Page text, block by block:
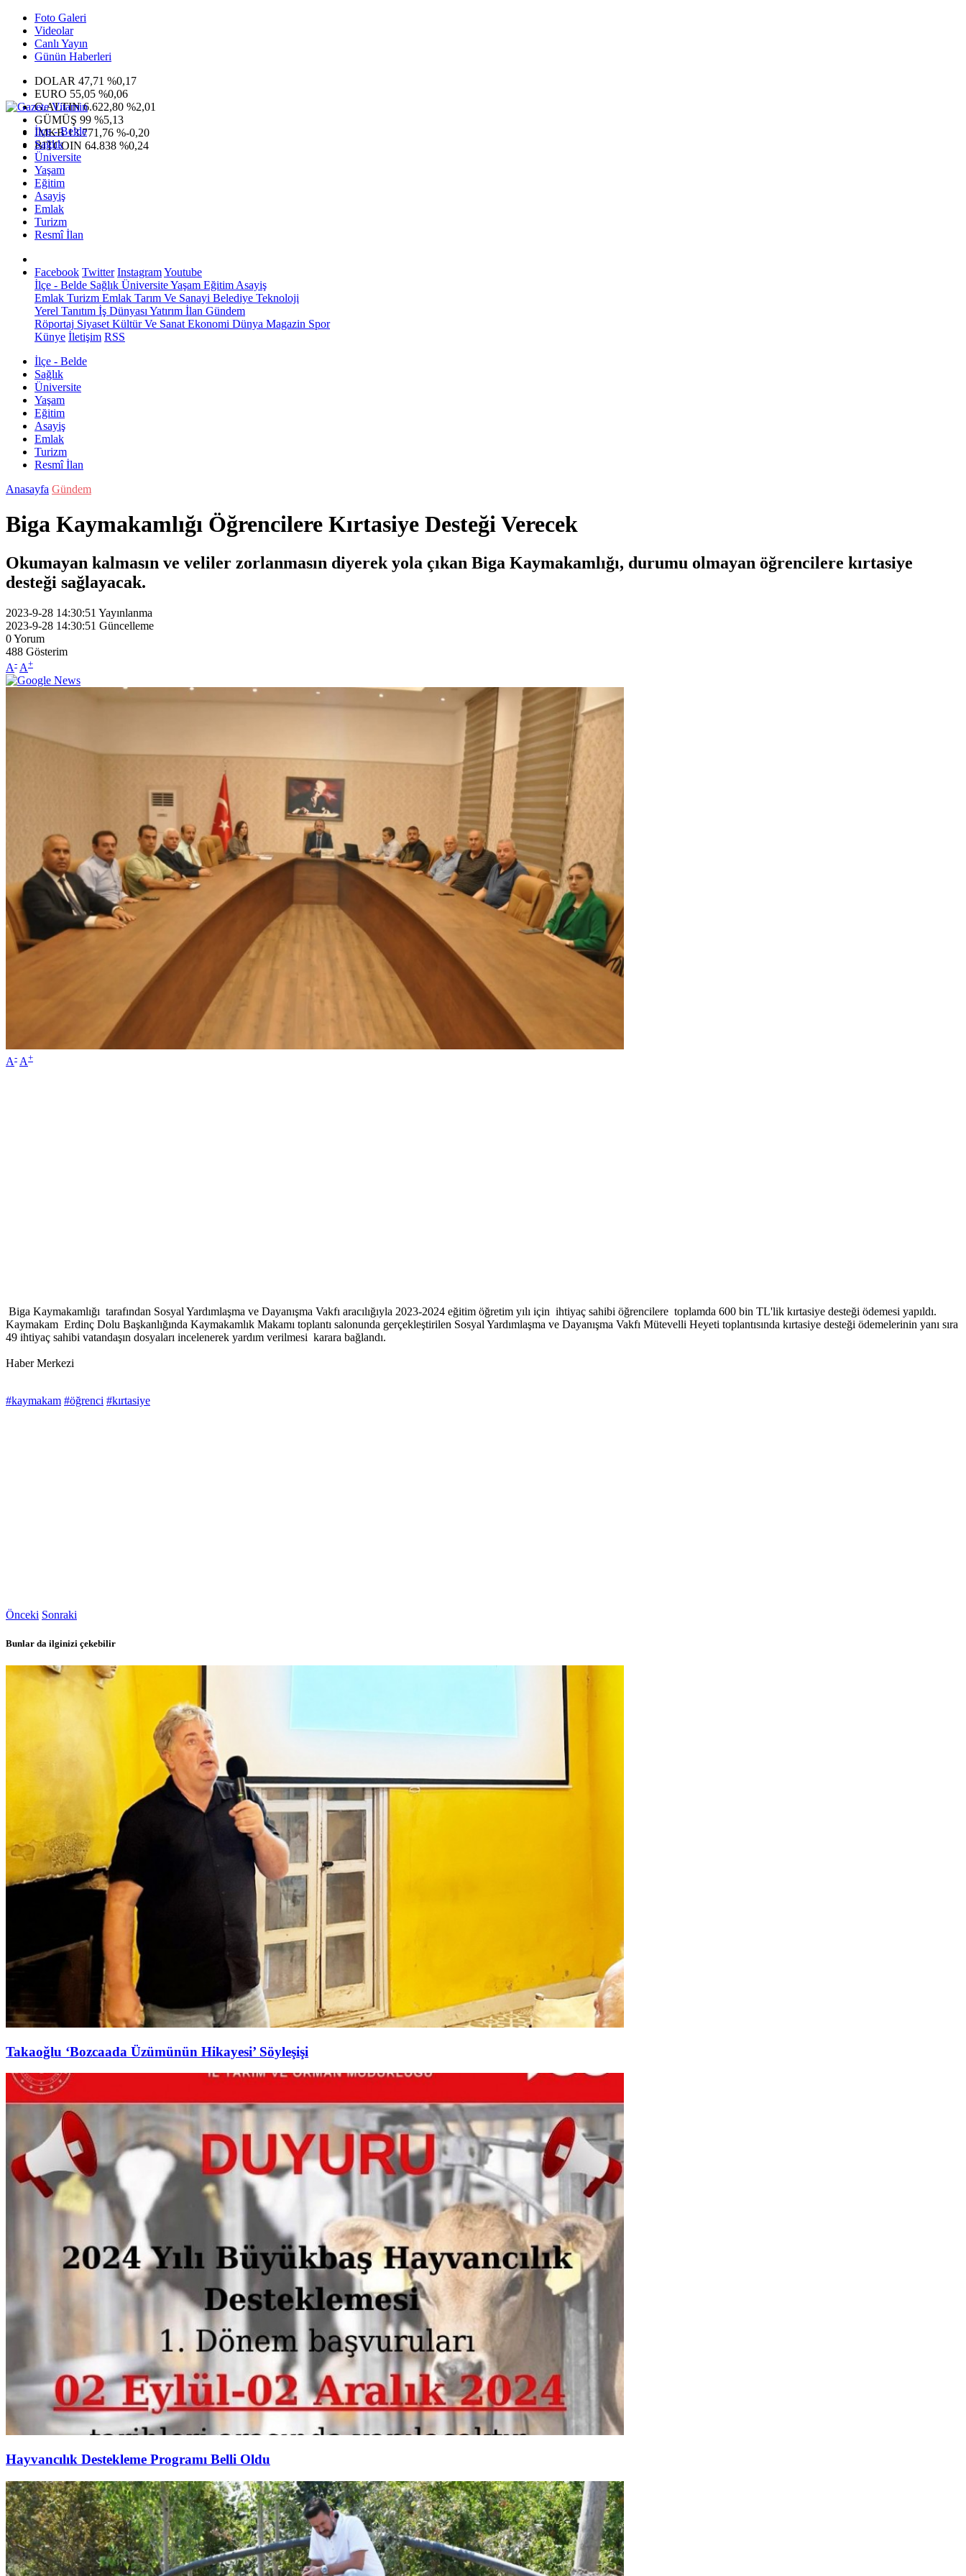
Foto Galeri
Videolar
Canlı Yayın
Günün Haberleri
DOLAR 47,71 %0,17
EURO 55,05 %0,06
G.ALTIN6.622,80 %2,01
GÜMÜŞ 99 %5,13
IMKB13.771,76 %-0,20
BITCOIN 64.838 %0,24
İlçe - Belde
Sağlık
Üniversite
Yaşam
Eğitim
Asayiş
Emlak
Turizm
Resmî İlan
Facebook Twitter InstagramYoutube
İlçe - Belde Sağlık ÜniversiteYaşam Eğitim Asayiş
Emlak Turizm Emlak Tarım Ve Sanayi Belediye Teknoloji
Yerel Tanıtım İş Dünyası Yatırım İlan Gündem
Röportaj Siyaset Kültür Ve Sanat Ekonomi Dünya Magazin Spor
Künye İletişim RSS
İlçe - Belde
Sağlık
Üniversite
Yaşam
Eğitim
Asayiş
Emlak
Turizm
Resmî İlan
Anasayfa Gündem
Biga Kaymakamlığı Öğrencilere Kırtasiye Desteği Verecek
Okumayan kalmasın ve veliler zorlanmasın diyerek yola çıkan Biga Kaymakamlığı, durumu olmayan öğrencilere kırtasiye
desteği sağlayacak.
2023-9-28 14:30:51 Yayınlanma
2023-9-28 14:30:51 Güncelleme
0Yorum
488 Gösterim
A- A+
A- A+
Biga Kaymakamlığı tarafından Sosyal Yardımlaşma ve Dayanışma Vakfı aracılığıyla 2023-2024 eğitim öğretim yılı için ihtiyaç sahibi öğrencilere toplamda 600 bin TL'lik kırtasiye desteği ödemesi yapıldı.
Kaymakam Erdinç Dolu Başkanlığında Kaymakamlık Makamı toplantı salonunda gerçekleştirilen Sosyal Yardımlaşma ve Dayanışma Vakfı Mütevelli Heyeti toplantısında kırtasiye desteği ödemelerinin yanı sıra
49 ihtiyaç sahibi vatandaşın dosyaları incelenerek yardım verilmesi karara bağlandı.
Haber Merkezi
#kaymakam #öğrenci #kırtasiye
Önceki Sonraki
Bunlar da ilginizi çekebilir
Takaoğlu ‘Bozcaada Üzümünün Hikayesi’ Söyleşişi
Hayvancılık Destekleme Programı Belli Oldu